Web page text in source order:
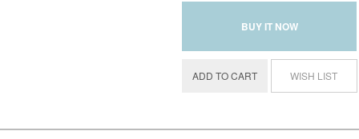
BUY IT NOW
ADD TO CART WISH LIST